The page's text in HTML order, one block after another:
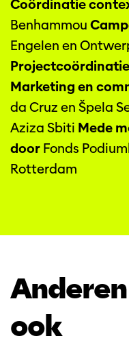
Coördinatie
Benhammou
Engelen en
Projectcoördinatie
Marketing en
da Cruz en Špela
Aziza Sbiti Mede
door Fonds
Rotterdam
ook